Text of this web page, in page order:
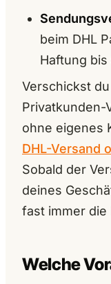
beim DHL
Haftung bis
Verschickst
Privatkunden-
ohne eigenes
DHL-Versand
Sobald der
deines
fast immer die
Welche